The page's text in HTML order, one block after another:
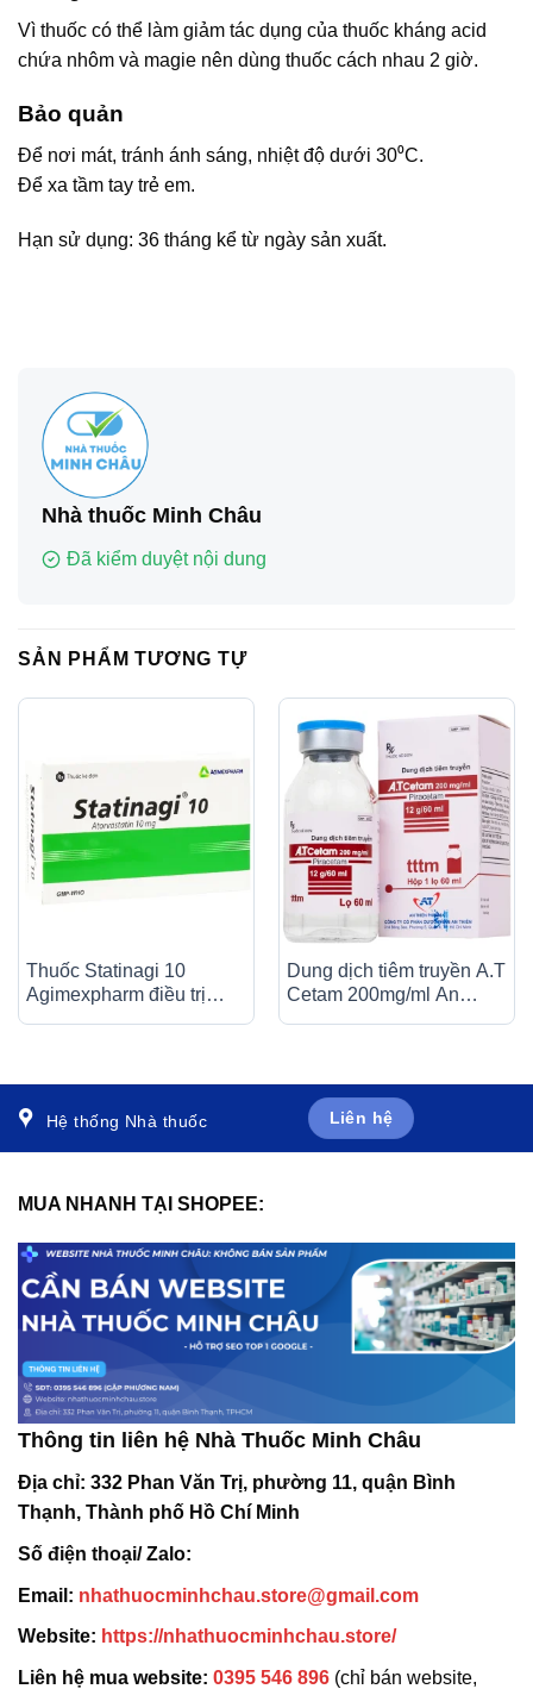
Vì thuốc có thể làm giảm tác dụng của thuốc kháng acid
chứa nhôm và magie nên dùng thuốc cách nhau 2 giờ.
Bảo quản
Để nơi mát, tránh ánh sáng, nhiệt độ dưới 30⁰C.
Để xa tầm tay trẻ em.
Hạn sử dụng: 36 tháng kể từ ngày sản xuất.
Nhà thuốc Minh Châu
Đã kiểm duyệt nội dung
SẢN PHẨM TƯƠNG TỰ
Thuốc Statinagi 10
Agimexpharm điều trị
Dung dịch tiêm truyền A.T
Cetam 200mg/ml An
Hệ thống Nhà thuốc Liên hệ
MUA NHANH TẠI SHOPEE:
Thông tin liên hệ Nhà Thuốc Minh Châu
Địa chỉ: 332 Phan Văn Trị, phường 11, quận Bình
Thạnh, Thành phố Hồ Chí Minh
Số điện thoại/ Zalo:
Email: nhathuocminhchau.store@gmail.com
Website: https://nhathuocminhchau.store/
Liên hệ mua website: 0395 546 896 (chỉ bán website,